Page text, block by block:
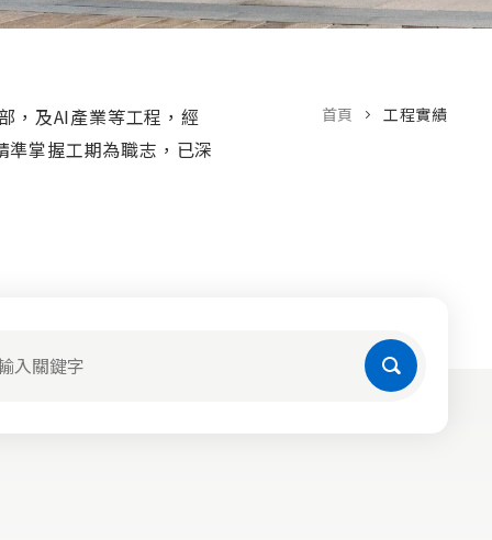
，及AI產業等工程，經
掌握工期為職志，已深
首頁 工程實績